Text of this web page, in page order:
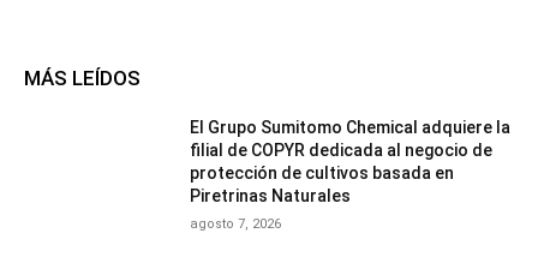
MÁS LEÍDOS
El Grupo Sumitomo Chemical adquiere la
filial de COPYR dedicada al negocio de
protección de cultivos basada en
Piretrinas Naturales
agosto 7, 2026